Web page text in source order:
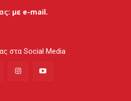
με e-mail.
στα Social Media